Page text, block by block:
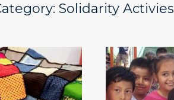
Solidarity Activies